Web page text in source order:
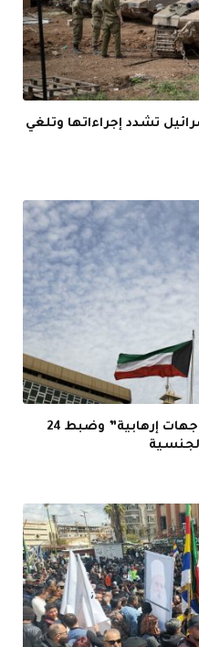
تشدد إجراءاتها وتلغي
الكويت: إحباط مخطط لتمويل “جهات إرهابية” وضبط 24